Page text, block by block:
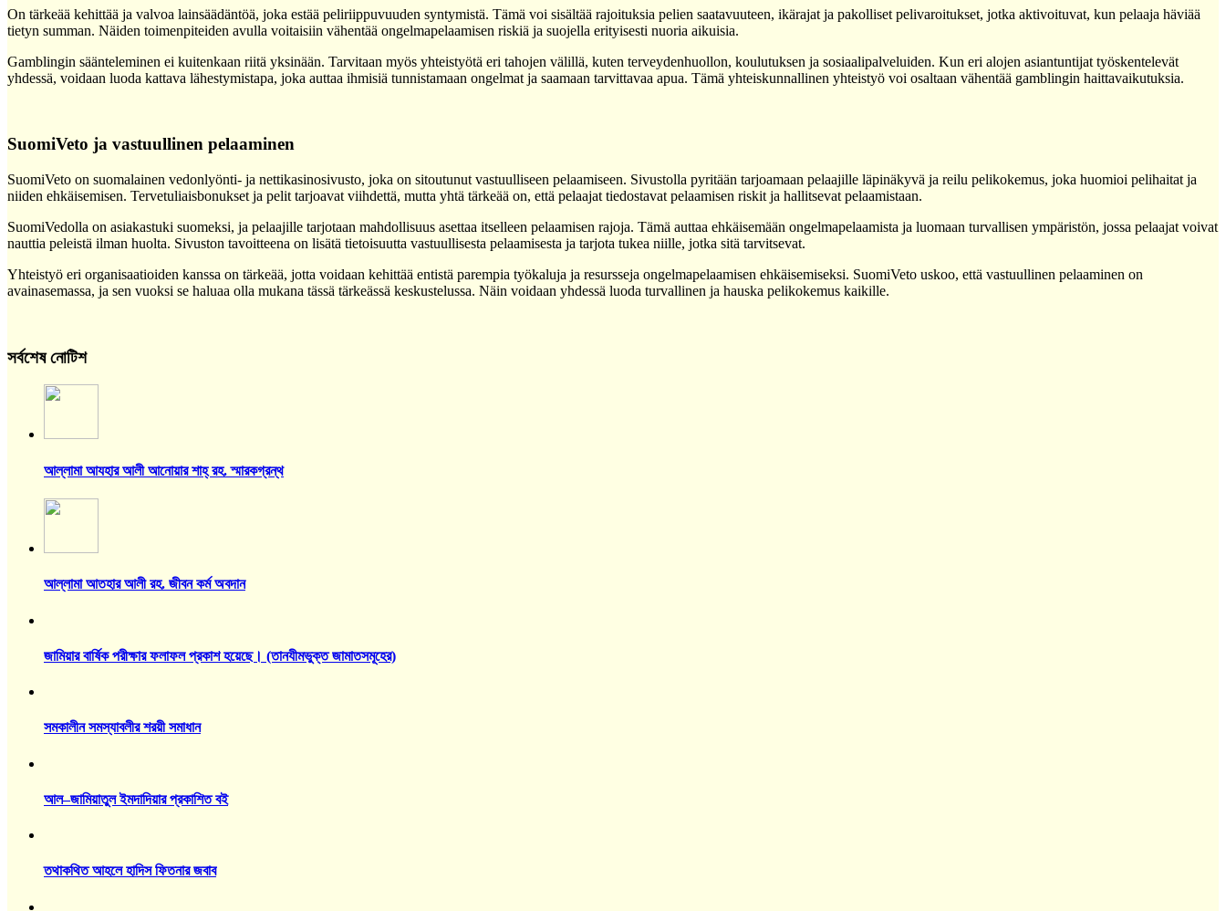
On tärkeää kehittää ja valvoa lainsäädäntöä, joka estää peliriippuvuuden syntymistä. Tämä voi sisältää rajoituksia pelien saatavuuteen, ikärajat ja pakolliset pelivaroitukset, jotka aktivoituvat, kun pelaaja häviää
tietyn summan. Näiden toimenpiteiden avulla voitaisiin vähentää ongelmapelaamisen riskiä ja suojella erityisesti nuoria aikuisia.
Gamblingin säänteleminen ei kuitenkaan riitä yksinään. Tarvitaan myös yhteistyötä eri tahojen välillä, kuten terveydenhuollon, koulutuksen ja sosiaalipalveluiden. Kun eri alojen asiantuntijat työskentelevät
yhdessä, voidaan luoda kattava lähestymistapa, joka auttaa ihmisiä tunnistamaan ongelmat ja saamaan tarvittavaa apua. Tämä yhteiskunnallinen yhteistyö voi osaltaan vähentää gamblingin haittavaikutuksia.
SuomiVeto ja vastuullinen pelaaminen
SuomiVeto on suomalainen vedonlyönti- ja nettikasinosivusto, joka on sitoutunut vastuulliseen pelaamiseen. Sivustolla pyritään tarjoamaan pelaajille läpinäkyvä ja reilu pelikokemus, joka huomioi pelihaitat ja
niiden ehkäisemisen. Tervetuliaisbonukset ja pelit tarjoavat viihdettä, mutta yhtä tärkeää on, että pelaajat tiedostavat pelaamisen riskit ja hallitsevat pelaamistaan.
SuomiVedolla on asiakastuki suomeksi, ja pelaajille tarjotaan mahdollisuus asettaa itselleen pelaamisen rajoja. Tämä auttaa ehkäisemään ongelmapelaamista ja luomaan turvallisen ympäristön, jossa pelaajat voivat
nauttia peleistä ilman huolta. Sivuston tavoitteena on lisätä tietoisuutta vastuullisesta pelaamisesta ja tarjota tukea niille, jotka sitä tarvitsevat.
Yhteistyö eri organisaatioiden kanssa on tärkeää, jotta voidaan kehittää entistä parempia työkaluja ja resursseja ongelmapelaamisen ehkäisemiseksi. SuomiVeto uskoo, että vastuullinen pelaaminen on
avainasemassa, ja sen vuoksi se haluaa olla mukana tässä tärkeässä keskustelussa. Näin voidaan yhdessä luoda turvallinen ja hauska pelikokemus kaikille.
সর্বশেষ নোটিশ
আল্লামা আযহার আলী আনোয়ার শাহ্‌ রহ. স্মারকগ্রন্থ
আল্লামা আতহার আলী রহ. জীবন কর্ম অবদান
জামিয়ার বার্ষিক পরীক্ষার ফলাফল প্রকাশ হয়েছে। (তানযীমভুক্ত জামাতসমূহের)
সমকালীন সমস্যাবলীর শরয়ী সমাধান
আল–জামিয়াতুল ইমদাদিয়ার প্রকাশিত বই
তথাকথিত আহলে হাদিস ফিতনার জবাব